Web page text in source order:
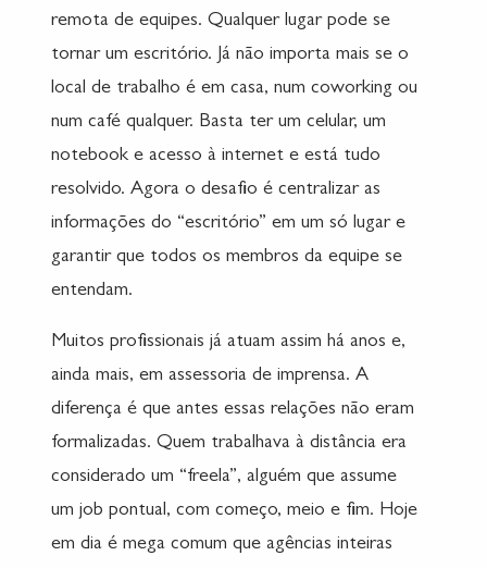
remota de equipes. Qualquer lugar pode se
tornar um escritório. Já não importa mais se o
local de trabalho é em casa, num coworking ou
num café qualquer. Basta ter um celular, um
notebook e acesso à internet e está tudo
resolvido. Agora o desafio é centralizar as
informações do “escritório” em um só lugar e
garantir que todos os membros da equipe se
entendam.
Muitos profissionais já atuam assim há anos e,
ainda mais, em assessoria de imprensa. A
diferença é que antes essas relações não eram
formalizadas. Quem trabalhava à distância era
considerado um “freela”, alguém que assume
um job pontual, com começo, meio e fim. Hoje
em dia é mega comum que agências inteiras